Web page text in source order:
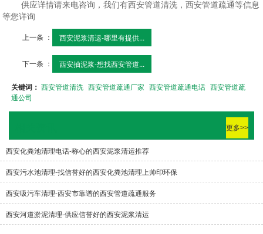
供应详情请来电咨询，我们有西安管道清洗，西安管道疏通等信息
等您详询
上一条 ： 西安泥浆清运-哪里有提供...
下一条 ： 西安抽泥浆-想找西安管道...
关键词：西安管道清洗 西安管道疏通厂家 西安管道疏通电话 西安管道疏
通公司
更多>>
西安化粪池清理电话-称心的西安泥浆清运推荐
西安污水池清理-找信誉好的西安化粪池清理上帅印环保
西安吸污车清理-西安市靠谱的西安管道疏通服务
西安河道淤泥清理-供应信誉好的西安泥浆清运